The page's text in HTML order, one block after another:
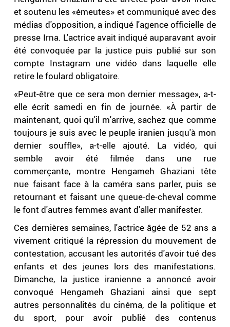
et soutenu les «émeutes» et communiqué avec des
médias d'opposition, a indiqué l'agence officielle de
presse Irna. L'actrice avait indiqué auparavant avoir
été convoquée par la justice puis publié sur son
compte Instagram une vidéo dans laquelle elle
retire le foulard obligatoire.
«Peut-être que ce sera mon dernier message», a-t-
elle écrit samedi en fin de journée. «À partir de
maintenant, quoi qu'il m'arrive, sachez que comme
toujours je suis avec le peuple iranien jusqu'à mon
dernier souffle», a-t-elle ajouté. La vidéo, qui
semble avoir été filmée dans une rue
commerçante, montre Hengameh Ghaziani tête
nue faisant face à la caméra sans parler, puis se
retournant et faisant une queue-de-cheval comme
le font d'autres femmes avant d'aller manifester.
Ces dernières semaines, l'actrice âgée de 52 ans a
vivement critiqué la répression du mouvement de
contestation, accusant les autorités d'avoir tué des
enfants et des jeunes lors des manifestations.
Dimanche, la justice iranienne a annoncé avoir
convoqué Hengameh Ghaziani ainsi que sept
autres personnalités du cinéma, de la politique et
du sport, pour avoir publié des contenus